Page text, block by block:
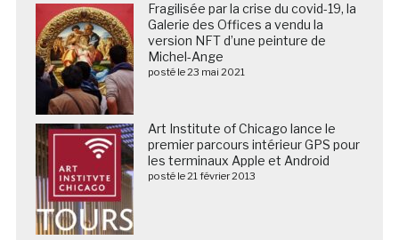
Fragilisée par la crise du covid-19, la
Galerie des Offices a vendu la
version NFT d’une peinture de
Michel-Ange
posté le 23 mai 2021
Art Institute of Chicago lance le
premier parcours intérieur GPS pour
les terminaux Apple et Android
posté le 21 février 2013